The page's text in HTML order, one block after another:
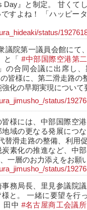
Day』と制定。 甘くて
すよね！ 「ハッピー
status/
議院第一議員会館にて
と「#中部国際空港第
の合同会議に出席し
皆様に、第二滑走路の
強化の早期実現について
status/
様には、中部国際空
域の更なる発展につ
替滑走路の整備、利用
炭素化の推進など、中
一層のお力添えをお願
status/
務局長、里見参議院
と。 一緒に要望を行
田中 #名古屋商工会議所